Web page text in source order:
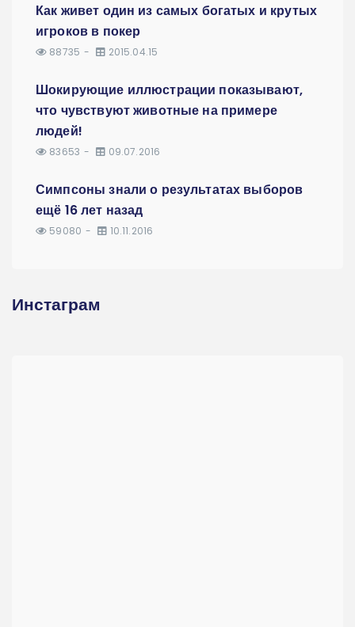
Как живет один из самых богатых и крутых
игроков в покер
88735 2015.04.15
Шокирующие иллюстрации показывают,
что чувствуют животные на примере
людей!
83653 09.07.2016
Симпсоны знали о результатах выборов
ещё 16 лет назад
59080 10.11.2016
Инстаграм